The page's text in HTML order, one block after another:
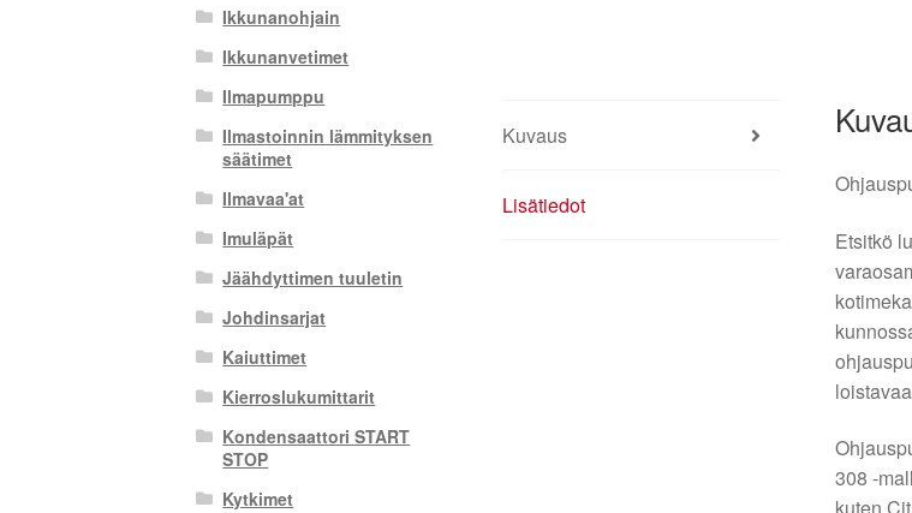
Kuvaus
Lisätiedot
Etsitkö
308 -
Ikkunanohjain
Ikkunanvetimet
Ilmapumppu
Ilmastoinnin lämmityksen
säätimet
Ilmavaa'at
Imuläpät
Jäähdyttimen tuuletin
Johdinsarjat
Kaiuttimet
Kierroslukumittarit
Kondensaattori START
STOP
Kytkimet